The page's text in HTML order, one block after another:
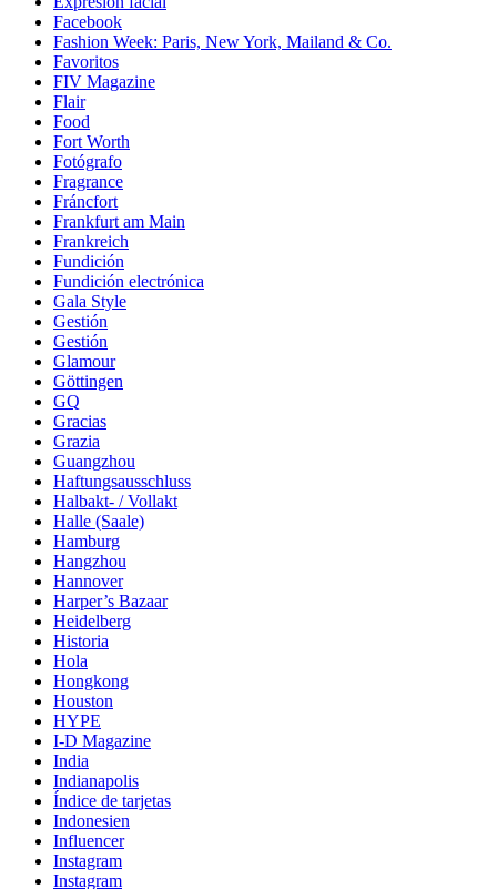
Facebook
Fashion Week: Paris, New York, Mailand & Co.
Favoritos
FIV Magazine
Flair
Food
Fort Worth
Fotógrafo
Fragrance
Fráncfort
Frankfurt am Main
Frankreich
Fundición
Fundición electrónica
Gala Style
Gestión
Gestión
Glamour
Göttingen
GQ
Gracias
Grazia
Guangzhou
Haftungsausschluss
Halbakt- / Vollakt
Halle (Saale)
Hamburg
Hangzhou
Hannover
Harper’s Bazaar
Heidelberg
Historia
Hola
Hongkong
Houston
HYPE
I-D Magazine
India
Indianapolis
Índice de tarjetas
Indonesien
Influencer
Instagram
Instagram